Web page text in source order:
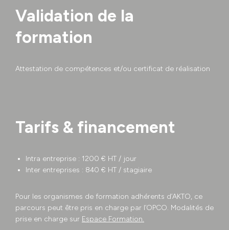
Validation de la
formation
Attestation de compétences et/ou certificat de réalisation
Tarifs & financement
Intra entreprise : 1200 € HT / jour
Inter entreprises : 840 € HT / stagiaire
Pour les organismes de formation adhérents d’AKTO, ce
parcours peut être pris en charge par l’OPCO. Modalités de
prise en charge sur Espace Formation.